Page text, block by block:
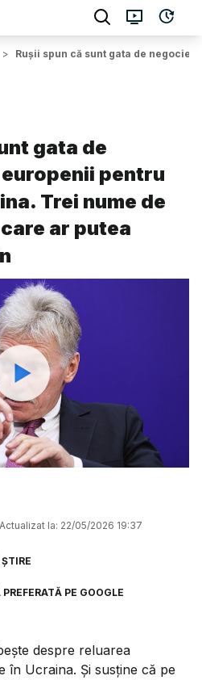
> Rușii spun că sunt gata de
gata de
pentru
Trei nume de
ar putea
Watch
Actualizat la: 22/05/2026 19:37
PE GOOGLE
despre reluarea
în Ucraina. Și susține că pe